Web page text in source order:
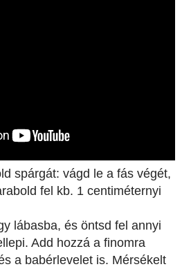
spárgát: vágd le a fás végét,
fel kb. 1 centiméternyi
lábasba, és öntsd fel annyi
Add hozzá a finomra
a babérlevelet is. Mérsékelt